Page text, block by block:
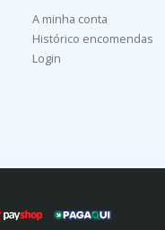
A minha conta
Histórico encomendas
Login